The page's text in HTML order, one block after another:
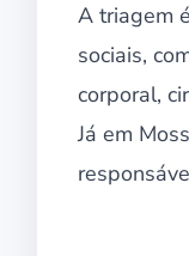
A triagem
sociais,
corporal,
Já em